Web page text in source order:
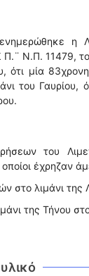
η
Ν.Π. 11479, το
ότι μία
του
του
έχρηζαν
στο λιμάνι
της Τήνου